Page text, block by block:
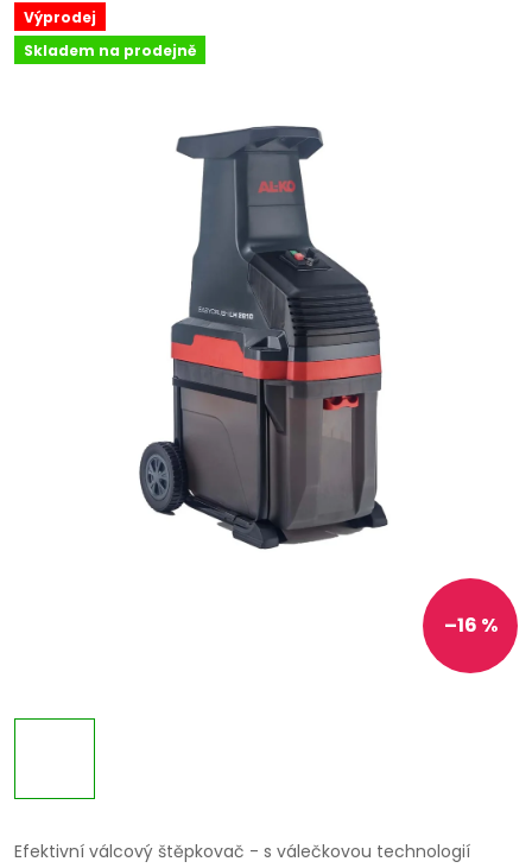
Výprodej
Skladem na prodejně
–16 %
Efektivní válcový štěpkovač - s válečkovou technologií